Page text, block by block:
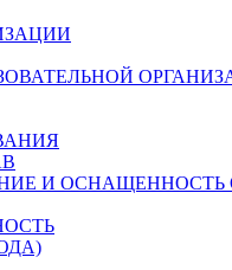
И ОСНАЩЕННОСТЬ